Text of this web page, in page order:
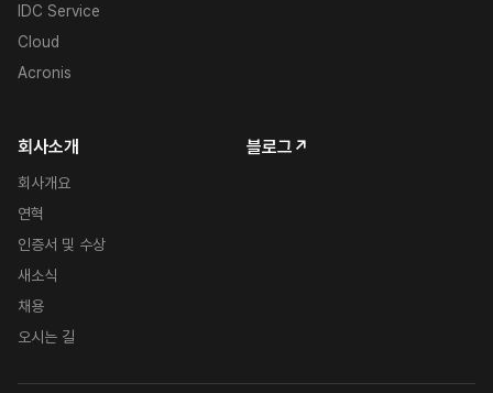
IDC Service
Cloud
Acronis
회사소개
회사개요
연혁
인증서 및 수상
새소식
채용
오시는 길
블로그↗